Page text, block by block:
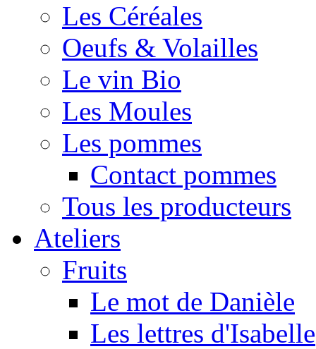
Les Céréales
Oeufs & Volailles
Le vin Bio
Les Moules
Les pommes
Contact pommes
Tous les producteurs
Ateliers
Fruits
Le mot de Danièle
Les lettres d'Isabelle